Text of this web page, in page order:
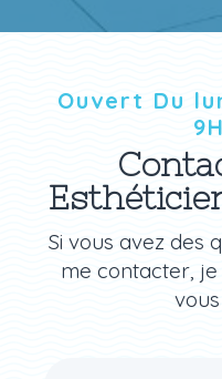
Ouvert Du
Si vous avez des
me contacter,